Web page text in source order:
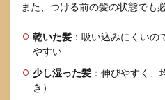
また、つける前の髪の状態でも
乾いた髪 ：吸い込みにくいの
やすい
少し湿った髪 ：伸びやすく、
き）